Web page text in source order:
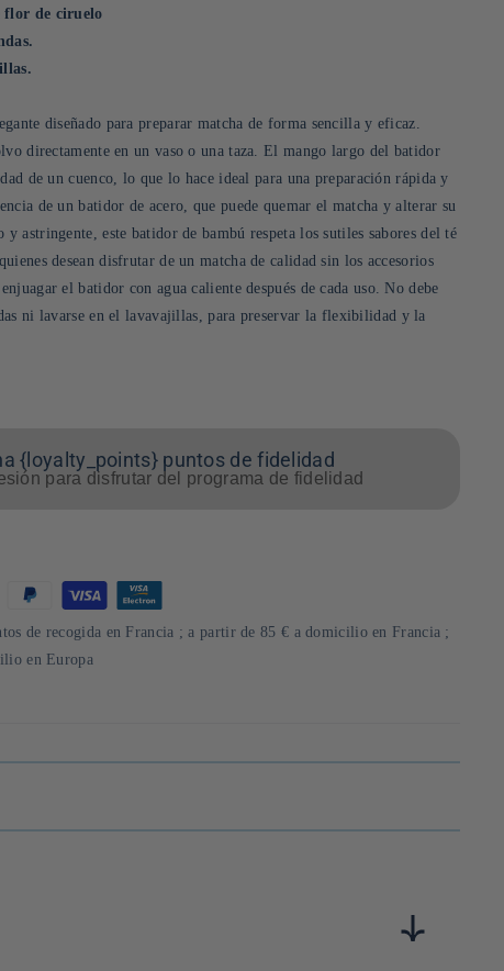
flor de ciruelo
diseñado para preparar matcha de forma sencilla y eficaz.
directamente en un vaso o una taza. El mango largo del batidor
de un cuenco, lo que lo hace ideal para una preparación rápida y
de un batidor de acero, que puede quemar el matcha y alterar su
y astringente, este batidor de bambú respeta los sutiles sabores del té
desean disfrutar de un matcha de calidad sin los accesorios
el batidor con agua caliente después de cada uso. No debe
ni lavarse en el lavavajillas, para preservar la flexibilidad y la
{loyalty_points} puntos de fidelidad
para disfrutar del programa de fidelidad
de recogida en Francia ; a partir de 85 € a domicilio en Francia ;
en Europa